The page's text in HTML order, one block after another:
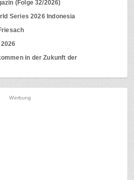
(Folge 32/2026)
Series 2026 Indonesia
in der Zukunft der
Werbung